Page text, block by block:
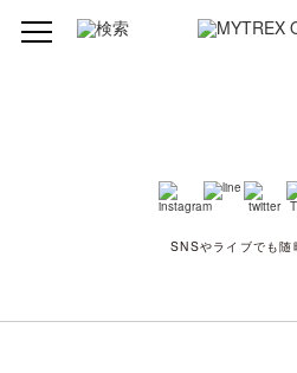
SNSやライブでも随